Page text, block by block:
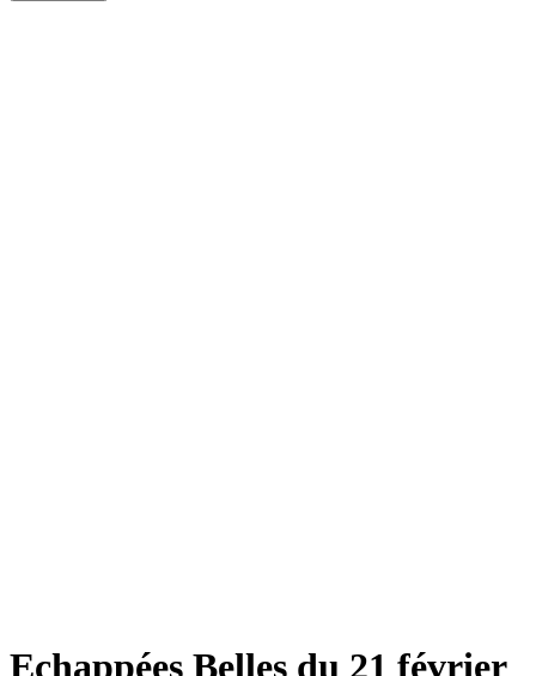
Echappées Belles du 21 février